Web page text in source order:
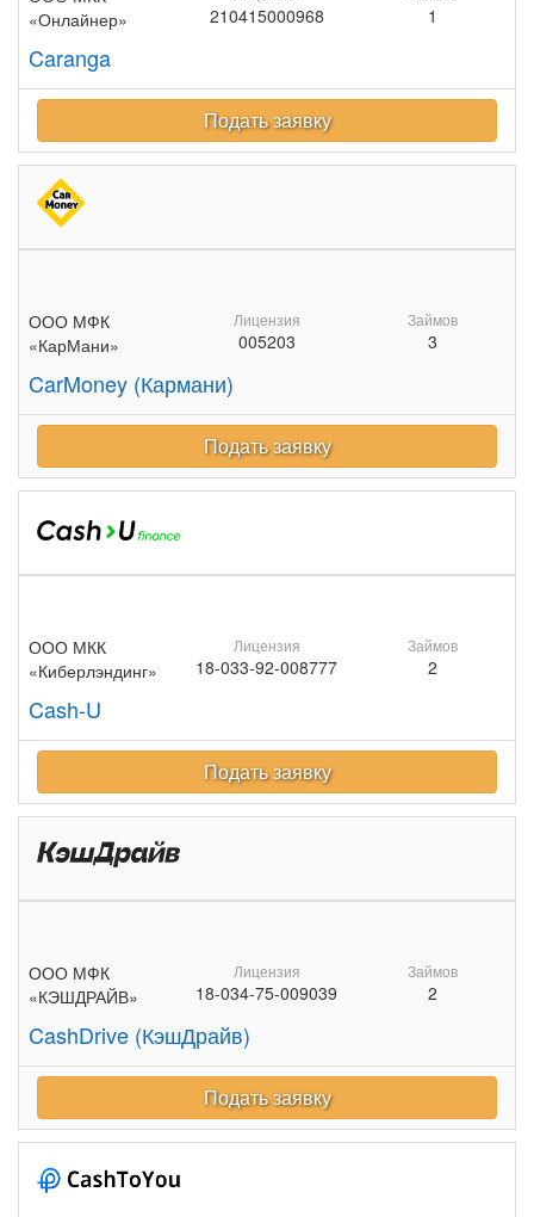
«Онлайнер»
Caranga
210415000968 1
Подать заявку
ООО МФК
«КарМани»
CarMoney (Кармани)
Лицензия
005203
Займов
3
Подать заявку
ООО МКК
«Киберлэндинг»
Cash-U
Лицензия
18-033-92-008777
Займов
2
Подать заявку
ООО МФК
«КЭШДРАЙВ»
CashDrive (КэшДрайв)
Лицензия
18-034-75-009039
Займов
2
Подать заявку